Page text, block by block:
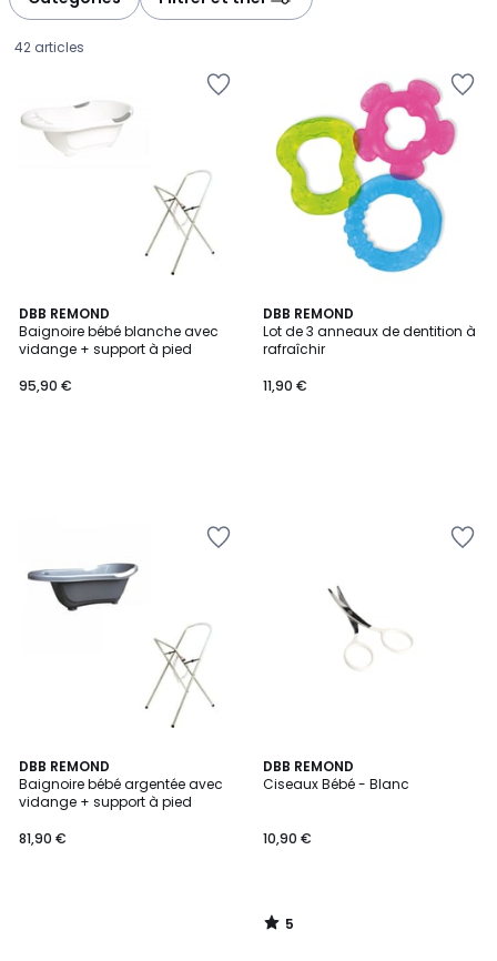
42 articles
DBB REMOND
Baignoire bébé blanche avec
vidange + support à pied
€.
95,90 €
DBB REMOND
Lot de 3 anneaux de dentition à
rafraîchir
11,90 €
DBB REMOND
Baignoire bébé argentée avec
vidange + support à pied
81,90 €
DBB REMOND
Ciseaux Bébé - Blanc
10,90 €
5
/
5
/